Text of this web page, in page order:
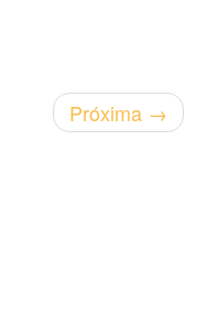
Próxima →